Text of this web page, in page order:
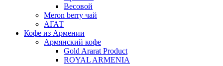
Весовой
Meron berry чай
АГАТ
Кофе из Армении
Армянский кофе
Gold Ararat Product
ROYAL ARMENIA